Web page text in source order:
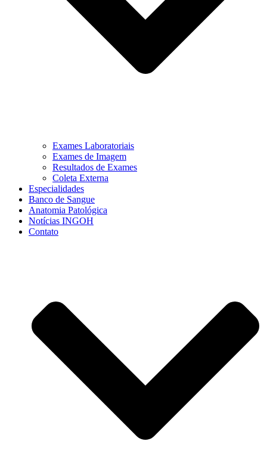
Exames Laboratoriais
Exames de Imagem
Resultados de Exames
Coleta Externa
Especialidades
Banco de Sangue
Anatomia Patológica
Notícias INGOH
Contato